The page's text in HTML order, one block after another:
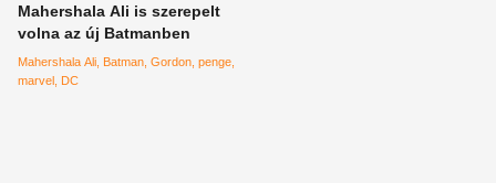
Mahershala Ali is szerepelt
volna az új Batmanben
Mahershala Ali Batman Gordon penge
marvel DC